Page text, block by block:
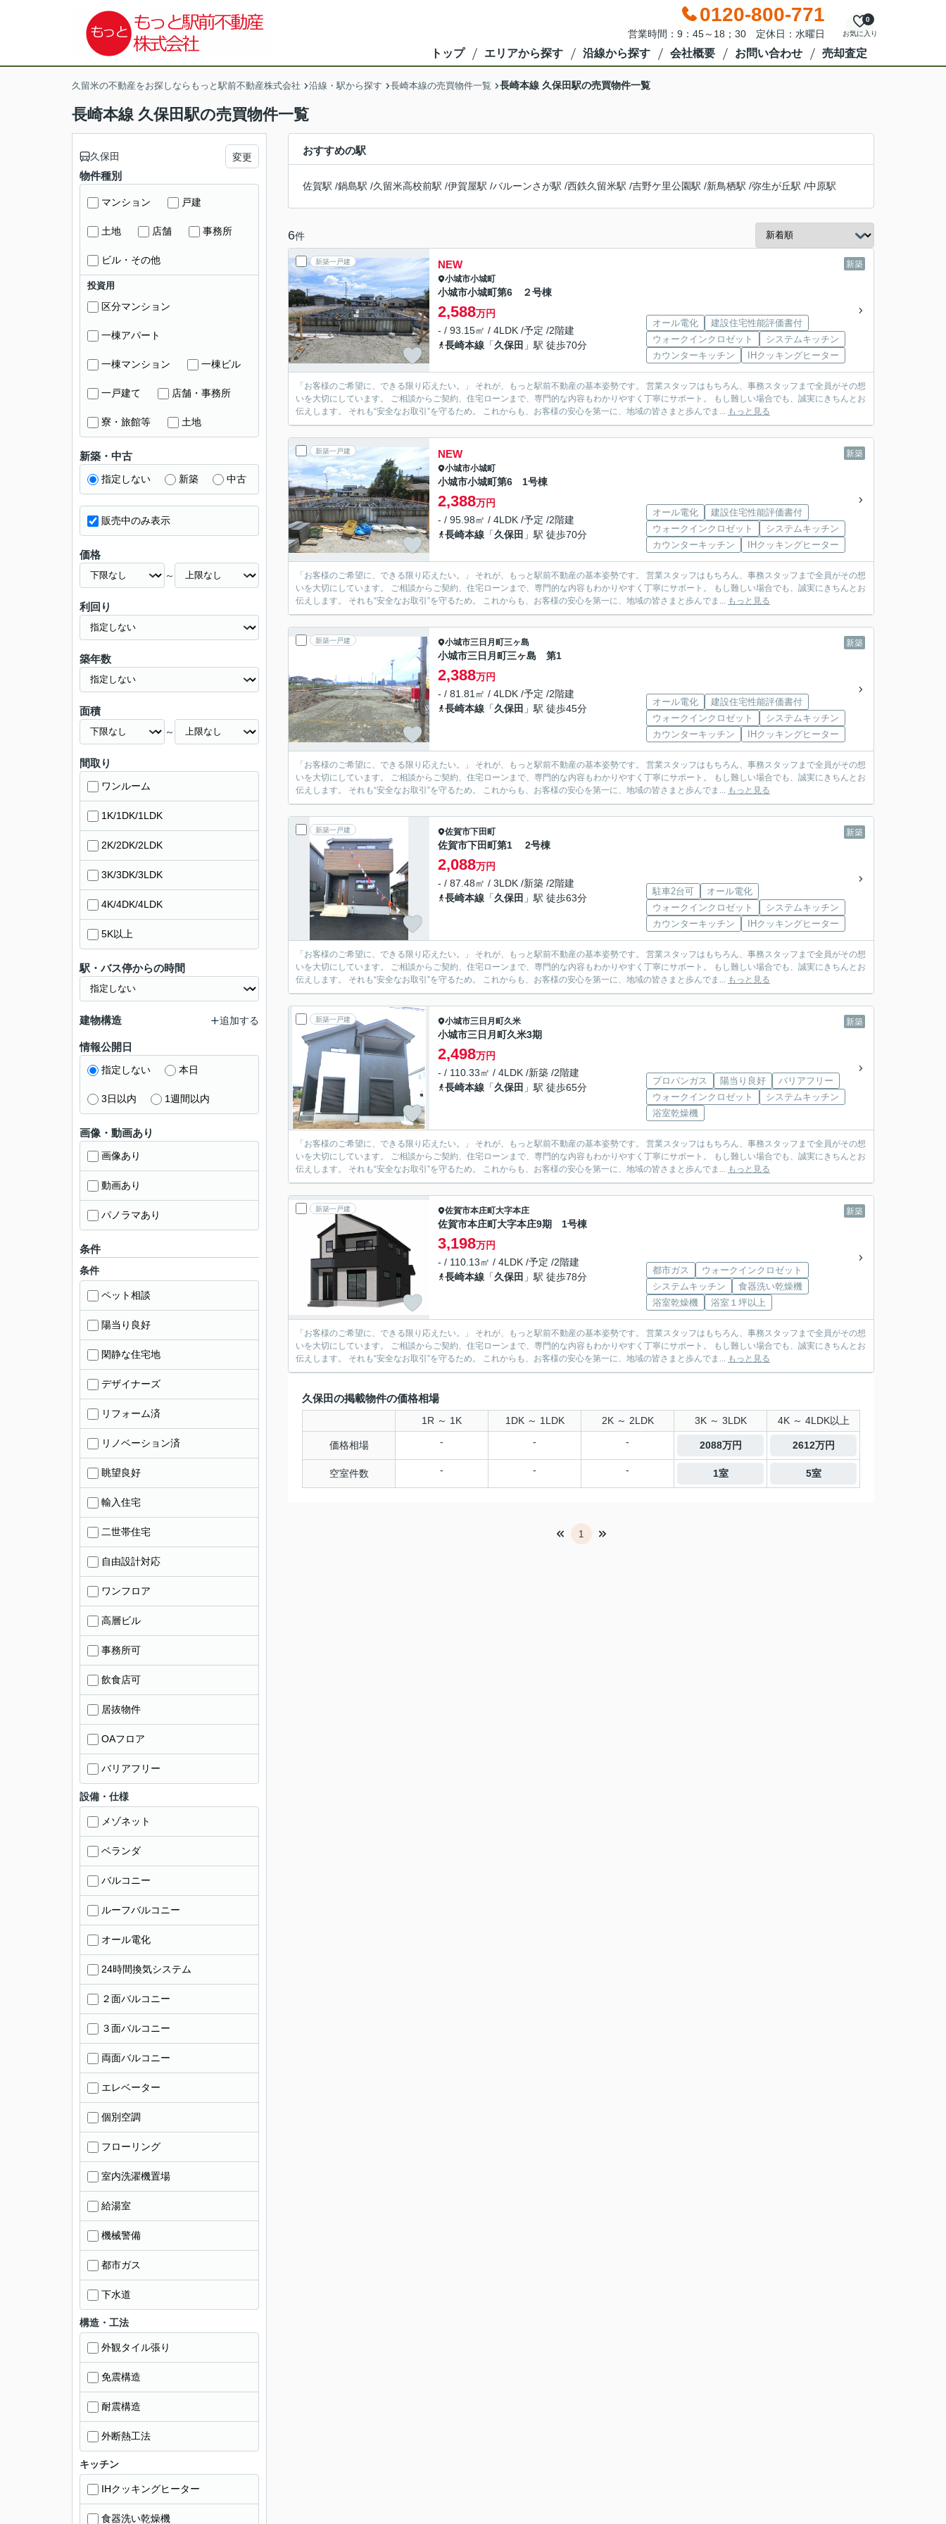
0120-800-771
営業時間：9：45～18；30 定休日：水曜日 お気に入り
0
トップ エリアから探す 沿線から探す 会社概要 お問い合わせ 売却査定
久留米の不動産をお探しならもっと駅前不動産株式会社 沿線・駅から探す 長崎本線の売買物件一覧 長崎本線 久保田駅の売買物件一覧
長崎本線 久保田駅の売買物件一覧
おすすめの駅
佐賀駅 /鍋島駅 /久留米高校前駅 /伊賀屋駅 /バルーンさが駅 /西鉄久留米駅 /吉野ケ里公園駅 /新鳥栖駅 /弥生が丘駅 /中原駅
6件
新築一戸建 新築
NEW
小城市小城町
小城市小城町第6 ２号棟
2,588万円
- / 93.15㎡ / 4LDK /予定 /2階建
長崎本線 「久保田 」駅 徒歩70分
オール電化
建設住宅性能評価書付
ウォークインクロゼット
システムキッチン
カウンターキッチン
IHクッキングヒーター
「お客様のご希望に、できる限り応えたい。」 それが、もっと駅前不動産の基本姿勢です。 営業スタッフはもちろん、事務スタッフまで全員がその想
いを大切にしています。 ご相談からご契約、住宅ローンまで、専門的な内容もわかりやすく丁寧にサポート。 もし難しい場合でも、誠実にきちんとお
伝えします。 それも“安全なお取引”を守るため。 これからも、お客様の安心を第一に、地域の皆さまと歩んでま... もっと見る
新築一戸建 新築
NEW
小城市小城町
小城市小城町第6 1号棟
2,388万円
- / 95.98㎡ / 4LDK /予定 /2階建
長崎本線 「久保田 」駅 徒歩70分
オール電化
建設住宅性能評価書付
ウォークインクロゼット
システムキッチン
カウンターキッチン
IHクッキングヒーター
「お客様のご希望に、できる限り応えたい。」 それが、もっと駅前不動産の基本姿勢です。 営業スタッフはもちろん、事務スタッフまで全員がその想
いを大切にしています。 ご相談からご契約、住宅ローンまで、専門的な内容もわかりやすく丁寧にサポート。 もし難しい場合でも、誠実にきちんとお
伝えします。 それも“安全なお取引”を守るため。 これからも、お客様の安心を第一に、地域の皆さまと歩んでま... もっと見る
新築一戸建 新築
小城市三日月町三ヶ島
小城市三日月町三ヶ島 第1
2,388万円
- / 81.81㎡ / 4LDK /予定 /2階建
長崎本線 「久保田 」駅 徒歩45分
オール電化
建設住宅性能評価書付
ウォークインクロゼット
システムキッチン
カウンターキッチン
IHクッキングヒーター
「お客様のご希望に、できる限り応えたい。」 それが、もっと駅前不動産の基本姿勢です。 営業スタッフはもちろん、事務スタッフまで全員がその想
いを大切にしています。 ご相談からご契約、住宅ローンまで、専門的な内容もわかりやすく丁寧にサポート。 もし難しい場合でも、誠実にきちんとお
伝えします。 それも“安全なお取引”を守るため。 これからも、お客様の安心を第一に、地域の皆さまと歩んでま... もっと見る
新築一戸建 新築
佐賀市下田町
佐賀市下田町第1 2号棟
2,088万円
- / 87.48㎡ / 3LDK /新築 /2階建
長崎本線 「久保田 」駅 徒歩63分
駐車2台可
オール電化
ウォークインクロゼット
システムキッチン
カウンターキッチン
IHクッキングヒーター
「お客様のご希望に、できる限り応えたい。」 それが、もっと駅前不動産の基本姿勢です。 営業スタッフはもちろん、事務スタッフまで全員がその想
いを大切にしています。 ご相談からご契約、住宅ローンまで、専門的な内容もわかりやすく丁寧にサポート。 もし難しい場合でも、誠実にきちんとお
伝えします。 それも“安全なお取引”を守るため。 これからも、お客様の安心を第一に、地域の皆さまと歩んでま... もっと見る
新築一戸建 新築
小城市三日月町久米
小城市三日月町久米3期
2,498万円
- / 110.33㎡ / 4LDK /新築 /2階建
長崎本線 「久保田 」駅 徒歩65分
プロパンガス 陽当り良好
バリアフリー
ウォークインクロゼット
システムキッチン
浴室乾燥機
「お客様のご希望に、できる限り応えたい。」 それが、もっと駅前不動産の基本姿勢です。 営業スタッフはもちろん、事務スタッフまで全員がその想
いを大切にしています。 ご相談からご契約、住宅ローンまで、専門的な内容もわかりやすく丁寧にサポート。 もし難しい場合でも、誠実にきちんとお
伝えします。 それも“安全なお取引”を守るため。 これからも、お客様の安心を第一に、地域の皆さまと歩んでま... もっと見る
新築一戸建 新築
佐賀市本庄町大字本庄
佐賀市本庄町大字本庄9期 1号棟
3,198万円
- / 110.13㎡ / 4LDK /予定 /2階建
長崎本線 「久保田 」駅 徒歩78分
都市ガス
ウォークインクロゼット
システムキッチン
食器洗い乾燥機
浴室乾燥機
浴室１坪以上
「お客様のご希望に、できる限り応えたい。」 それが、もっと駅前不動産の基本姿勢です。 営業スタッフはもちろん、事務スタッフまで全員がその想
いを大切にしています。 ご相談からご契約、住宅ローンまで、専門的な内容もわかりやすく丁寧にサポート。 もし難しい場合でも、誠実にきちんとお
伝えします。 それも“安全なお取引”を守るため。 これからも、お客様の安心を第一に、地域の皆さまと歩んでま... もっと見る
久保田の掲載物件の価格相場
1R ～ 1K 1DK ～ 1LDK 2K ～ 2LDK 3K ～ 3LDK 4K ～ 4LDK以上
価格相場 - - - 2088万円 2612万円
空室件数 - - - 1室 5室
1
久保田 変更
物件種別
マンション 戸建
土地 店舗 事務所
ビル・その他
投資用
区分マンション
一棟アパート
一棟マンション 一棟ビル
一戸建て 店舗・事務所
寮・旅館等 土地
新築・中古
指定しない 新築 中古
販売中のみ表示
価格
～
利回り
築年数
面積
～
間取り
ワンルーム
1K/1DK/1LDK
2K/2DK/2LDK
3K/3DK/3LDK
4K/4DK/4LDK
5K以上
駅・バス停からの時間
建物構造 追加する
情報公開日
指定しない 本日
3日以内 1週間以内
画像・動画あり
画像あり
動画あり
パノラマあり
条件
条件
ペット相談
陽当り良好
閑静な住宅地
デザイナーズ
リフォーム済
リノベーション済
眺望良好
輸入住宅
二世帯住宅
自由設計対応
ワンフロア
高層ビル
事務所可
飲食店可
居抜物件
OAフロア
バリアフリー
設備・仕様
メゾネット
ベランダ
バルコニー
ルーフバルコニー
オール電化
24時間換気システム
２面バルコニー
３面バルコニー
両面バルコニー
エレベーター
個別空調
フローリング
室内洗濯機置場
給湯室
機械警備
都市ガス
下水道
構造・工法
外観タイル張り
免震構造
耐震構造
外断熱工法
キッチン
IHクッキングヒーター
食器洗い乾燥機